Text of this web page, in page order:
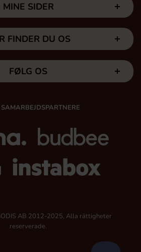
MINE SIDER
FINDER DU OS
FØLG OS
AB 2012-2025, Alla rättigheter
reserverade.